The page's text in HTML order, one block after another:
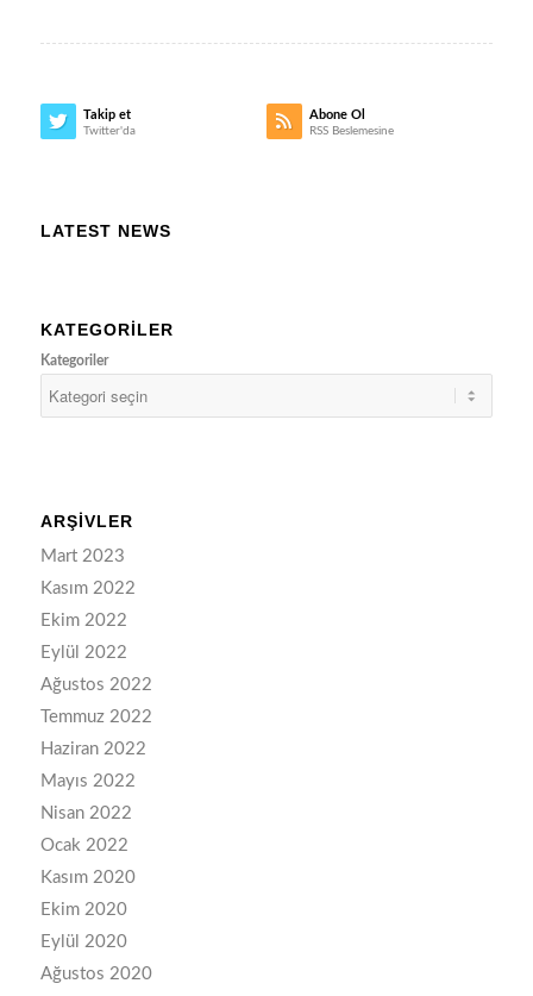
Takip et
Twitter'da
Abone Ol
RSS Beslemesine
LATEST NEWS
KATEGORILER
Kategoriler
ARŞIVLER
Mart 2023
Kasım 2022
Ekim 2022
Eylül 2022
Ağustos 2022
Temmuz 2022
Haziran 2022
Mayıs 2022
Nisan 2022
Ocak 2022
Kasım 2020
Ekim 2020
Eylül 2020
Ağustos 2020